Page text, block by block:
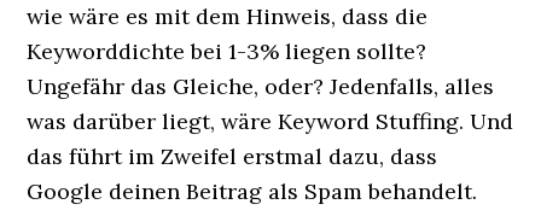
wie wäre es mit dem Hinweis, dass die
Keyworddichte bei 1-3% liegen sollte?
Ungefähr das Gleiche, oder? Jedenfalls, alles
was darüber liegt, wäre Keyword Stuffing. Und
das führt im Zweifel erstmal dazu, dass
Google deinen Beitrag als Spam behandelt.